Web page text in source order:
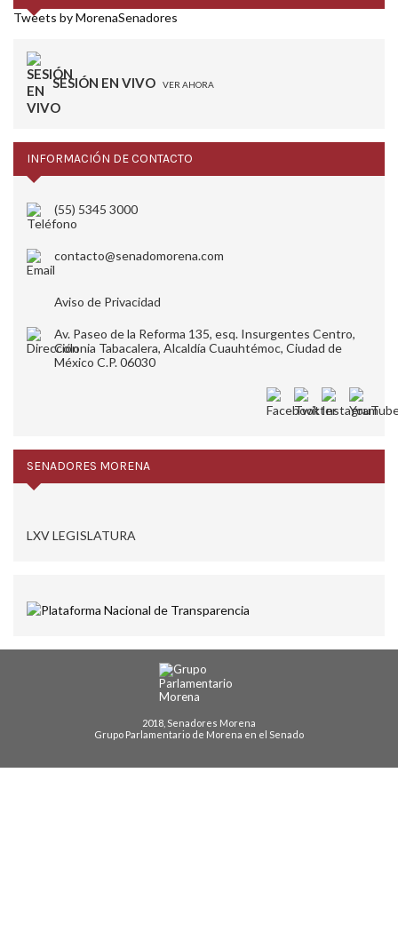
Tweets by MorenaSenadores
SESIÓN EN VIVO VER AHORA
INFORMACIÓN DE CONTACTO
(55) 5345 3000
contacto@senadomorena.com
Aviso de Privacidad
Av. Paseo de la Reforma 135, esq. Insurgentes Centro,
Colonia Tabacalera, Alcaldía Cuauhtémoc, Ciudad de
México C.P. 06030
SENADORES MORENA
LXV LEGISLATURA
2018, Senadores Morena
Grupo Parlamentario de Morena en el Senado